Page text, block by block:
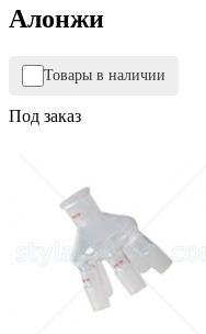
Алонжи
Товары в наличии
Под заказ